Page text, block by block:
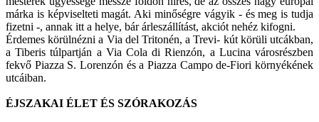
márka is képviselteti magát. Aki minőségre vágyik - és meg is tudja
fizetni -, annak itt a helye, bár árleszállítást, akciót nehéz kifogni.
Érdemes körülnézni a Via del Tritonén, a Trevi- kút körüli utcákban,
a Tiberis túlpartján a Via Cola di Rienzón, a Lucina városrészben
fekvő Piazza S. Lorenzón és a Piazza Campo de-Fiori környékének
utcáiban.
ÉJSZAKAI ÉLET ÉS SZÓRAKOZÁS